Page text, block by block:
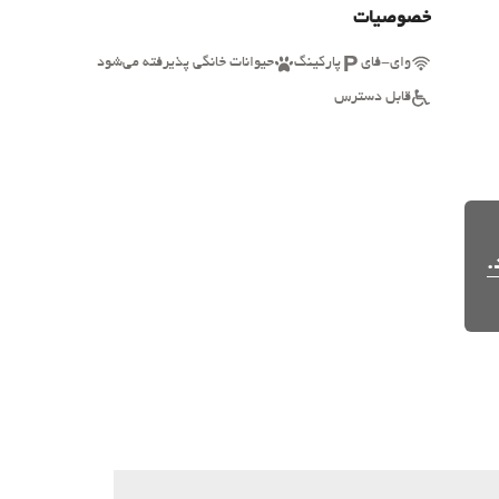
خصوصیات
وای-فای پارکینگ حیوانات خانگی پذیرفته می‌شود
قابل دسترس